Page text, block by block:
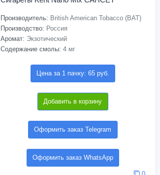
Производитель: British American Tobacco (BAT)
Производство: Россия
Аромат: Экзотический
Содержание смолы: 4 мг
Цена за 1 пачку: 65 руб.
Добавить в корзину
Оформить заказ Telegram
Оформить заказ WhatsApp